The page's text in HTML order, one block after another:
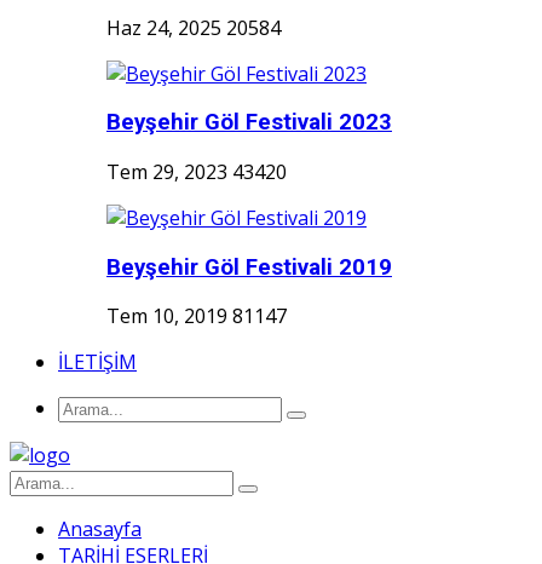
Haz 24, 2025 20584
Beyşehir Göl Festivali 2023
Tem 29, 2023 43420
Beyşehir Göl Festivali 2019
Tem 10, 2019 81147
İLETİŞİM
Anasayfa
TARİHİ ESERLERİ